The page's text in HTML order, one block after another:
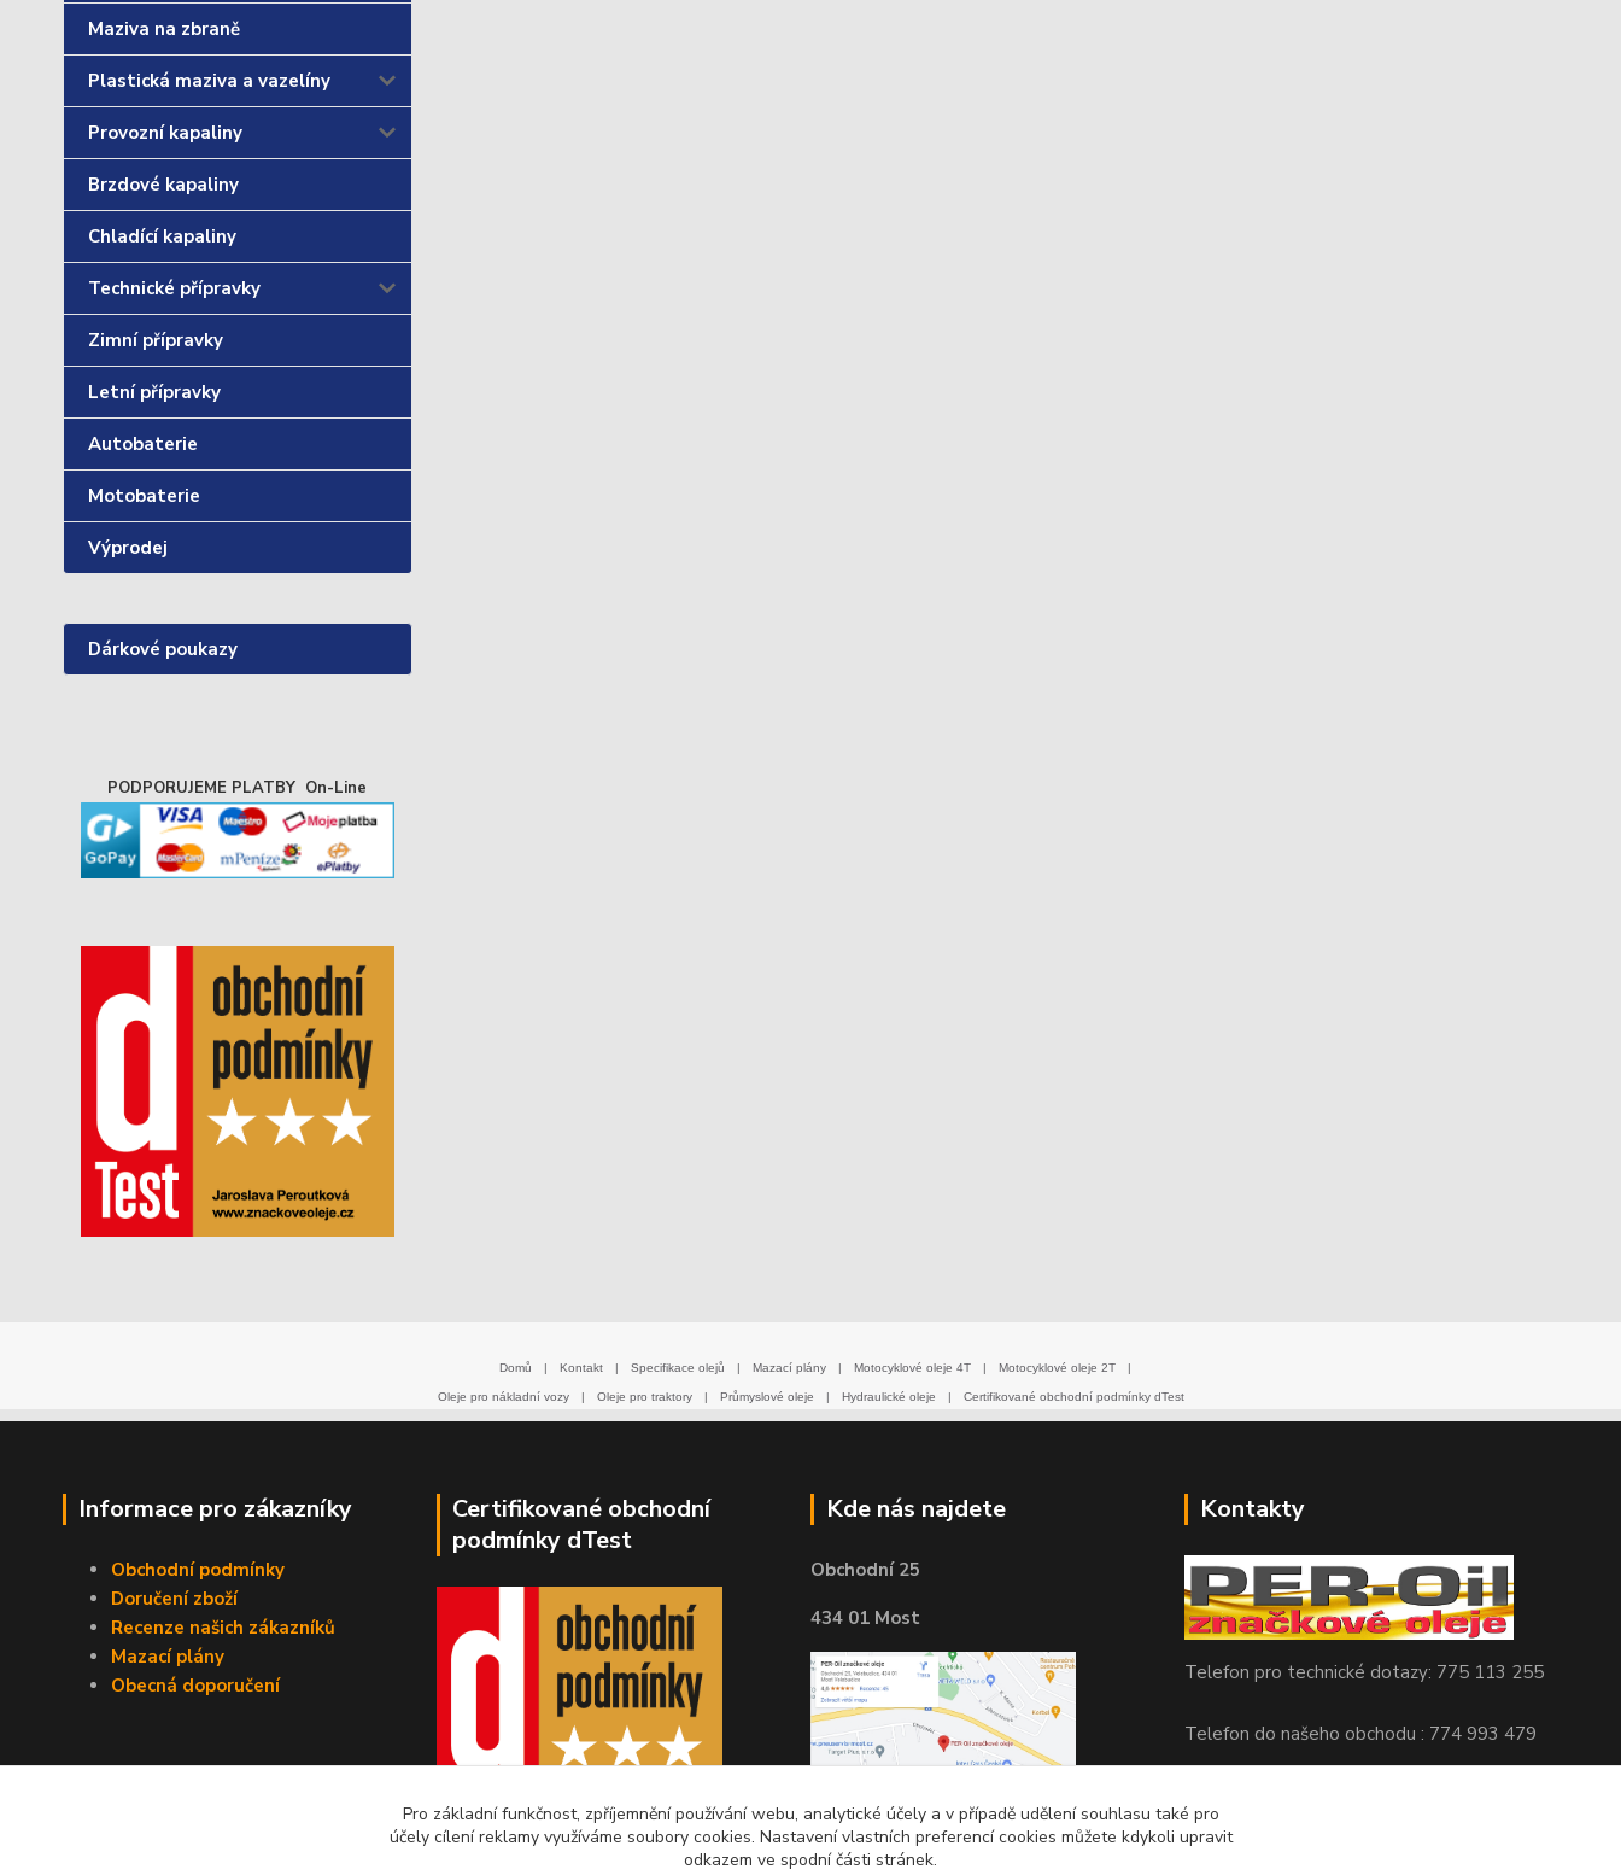
Maziva na zbraně
Plastická maziva a vazelíny
Provozní kapaliny
Brzdové kapaliny
Chladící kapaliny
Technické přípravky
Zimní přípravky
Letní přípravky
Autobaterie
Motobaterie
Výprodej
Dárkové poukazy
PODPORUJEME PLATBY On-Line
Domů | Kontakt | Specifikace olejů | Mazací plány | Motocyklové oleje 4T | Motocyklové oleje 2T |
Oleje pro nákladní vozy | Oleje pro traktory | Průmyslové oleje | Hydraulické oleje | Certifikované obchodní podmínky dTest
Informace pro zákazníky
Obchodní podmínky
Doručení zboží
Recenze našich zákazníků
Mazací plány
Obecná doporučení
Certifikované obchodní
podmínky dTest
Kde nás najdete
Obchodní 25
434 01 Most
Kontakty
Telefon pro technické dotazy: 775 113 255
Telefon do našeho obchodu : 774 993 479
Pro základní funkčnost, zpříjemnění používání webu, analytické účely a v případě udělení souhlasu také pro
účely cílení reklamy využíváme soubory cookies. Nastavení vlastních preferencí cookies můžete kdykoli upravit
odkazem ve spodní části stránek.